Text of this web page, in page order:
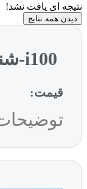
نتیجه ای یافت نشد!
دیدن همه نتایج
i100-شناخت ، اسیب شناسی ، مرمت و احیاء عمارت مسعودیه تهران (2)
قیمت: